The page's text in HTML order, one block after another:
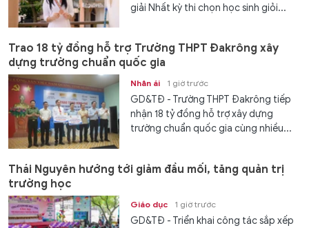
giải Nhất kỳ thi chọn học sinh giỏi...
Trao 18 tỷ đồng hỗ trợ Trường THPT Đakrông xây
dựng trường chuẩn quốc gia
Nhân ái 1 giờ trước
GD&TĐ - Trường THPT Đakrông tiếp
nhận 18 tỷ đồng hỗ trợ xây dựng
trường chuẩn quốc gia cùng nhiều...
Thái Nguyên hướng tới giảm đầu mối, tăng quản trị
trường học
Giáo dục 1 giờ trước
GD&TĐ - Triển khai công tác sắp xếp